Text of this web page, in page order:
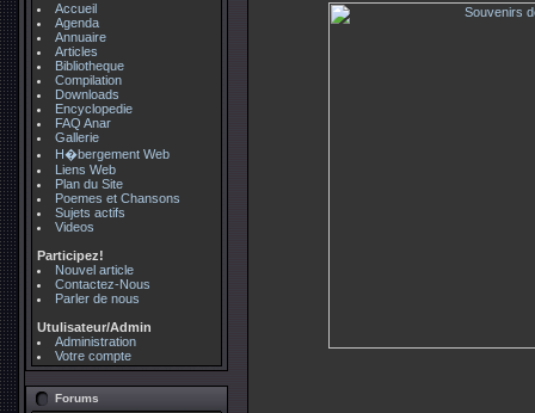
Accueil
Agenda
Annuaire
Articles
Bibliotheque
Compilation
Downloads
Encyclopedie
FAQ Anar
Gallerie
H�bergement Web
Liens Web
Plan du Site
Poemes et Chansons
Sujets actifs
Videos
Participez!
Nouvel article
Contactez-Nous
Parler de nous
Utulisateur/Admin
Administration
Votre compte
Forums